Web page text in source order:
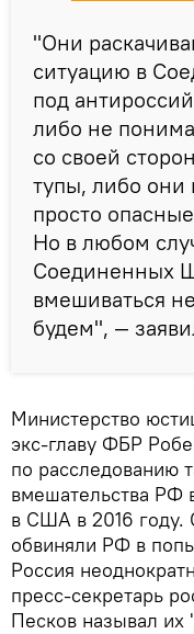
"Они
ситуацию в
под
либо не
со своей
тупы, либо они
просто
Но в любом
Соединенных
вмешиваться
будем", —
Министерство
экс-главу ФБР
по расследованию
вмешательства РФ
в США в 2016
обвиняли РФ в
Россия
пресс-секретарь
Песков называл